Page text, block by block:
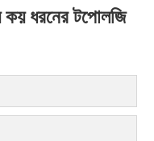
কয় ধরনের টপোলজি